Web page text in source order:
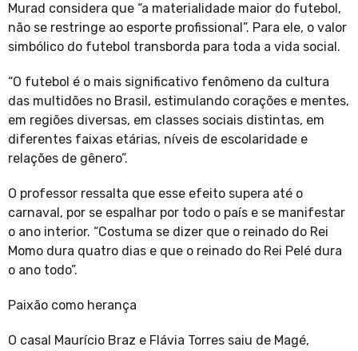
Murad considera que “a materialidade maior do futebol,
não se restringe ao esporte profissional”. Para ele, o valor
simbólico do futebol transborda para toda a vida social.
“O futebol é o mais significativo fenômeno da cultura
das multidões no Brasil, estimulando corações e mentes,
em regiões diversas, em classes sociais distintas, em
diferentes faixas etárias, níveis de escolaridade e
relações de gênero”.
O professor ressalta que esse efeito supera até o
carnaval, por se espalhar por todo o país e se manifestar
o ano interior. “Costuma se dizer que o reinado do Rei
Momo dura quatro dias e que o reinado do Rei Pelé dura
o ano todo”.
Paixão como herança
O casal Maurício Braz e Flávia Torres saiu de Magé,